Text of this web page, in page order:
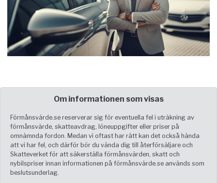
Om informationen som visas
Förmånsvärde.se reserverar sig för eventuella fel i uträkning av
förmånsvärde, skatteavdrag, löneuppgifter eller priser på
omnämnda fordon. Medan vi oftast har rätt kan det också hända
att vi har fel, och därför bör du vända dig till återförsäljare och
Skatteverket för att säkerställa förmånsvärden, skatt och
nybilspriser innan informationen på förmånsvärde.se används som
beslutsunderlag.